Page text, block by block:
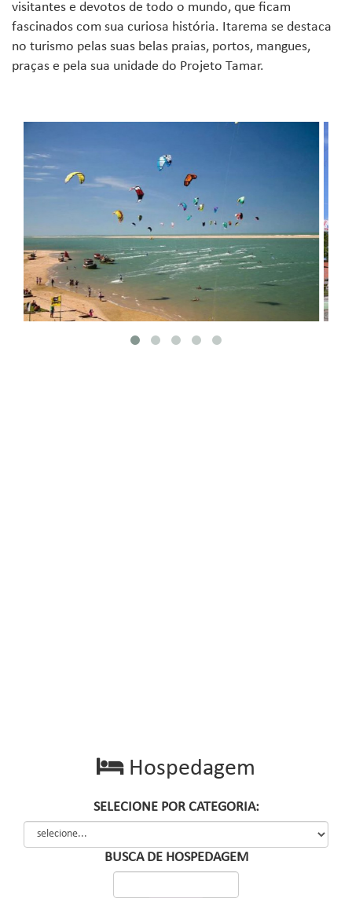
visitantes e devotos de todo o mundo, que ficam
fascinados com sua curiosa história. Itarema se destaca
no turismo pelas suas belas praias, portos, mangues,
praças e pela sua unidade do Projeto Tamar.
Hospedagem
SELECIONE POR CATEGORIA:
BUSCA DE HOSPEDAGEM